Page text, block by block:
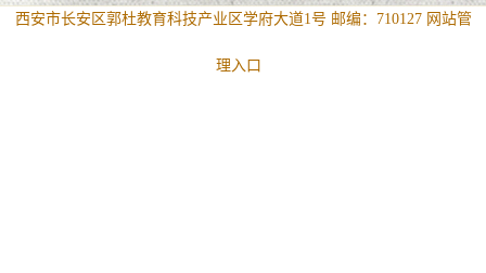
西安市长安区郭杜教育科技产业区学府大道1号 邮编：710127 网站管
理入口